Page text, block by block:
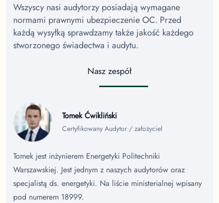
Wszyscy nasi audytorzy posiadają wymagane
normami prawnymi ubezpieczenie OC. Przed
każdą wysyłką sprawdzamy także jakość każdego
stworzonego świadectwa i audytu.
Nasz zespół
Tomek Ćwikliński
Certyfikowany Audytor / założyciel
Tomek jest inżynierem Energetyki Politechniki
Warszawskiej. Jest jednym z naszych audytorów oraz
specjalistą ds. energetyki. Na liście ministerialnej wpisany
pod numerem 18999.